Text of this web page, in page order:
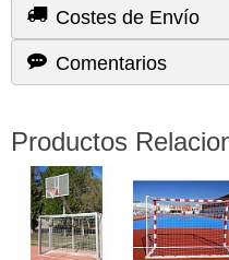
Costes de Envío
Comentarios
Productos